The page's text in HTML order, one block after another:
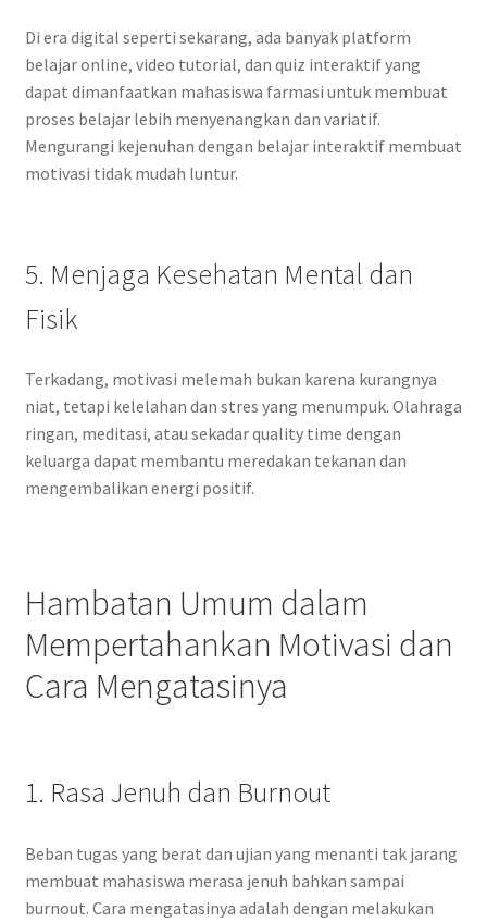
Di era digital seperti sekarang, ada banyak platform
belajar online, video tutorial, dan quiz interaktif yang
dapat dimanfaatkan mahasiswa farmasi untuk membuat
proses belajar lebih menyenangkan dan variatif.
Mengurangi kejenuhan dengan belajar interaktif membuat
motivasi tidak mudah luntur.
5. Menjaga Kesehatan Mental dan
Fisik
Terkadang, motivasi melemah bukan karena kurangnya
niat, tetapi kelelahan dan stres yang menumpuk. Olahraga
ringan, meditasi, atau sekadar quality time dengan
keluarga dapat membantu meredakan tekanan dan
mengembalikan energi positif.
Hambatan Umum dalam
Mempertahankan Motivasi dan
Cara Mengatasinya
1. Rasa Jenuh dan Burnout
Beban tugas yang berat dan ujian yang menanti tak jarang
membuat mahasiswa merasa jenuh bahkan sampai
burnout. Cara mengatasinya adalah dengan melakukan